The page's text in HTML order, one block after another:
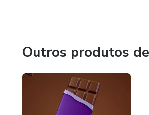
Outros produtos